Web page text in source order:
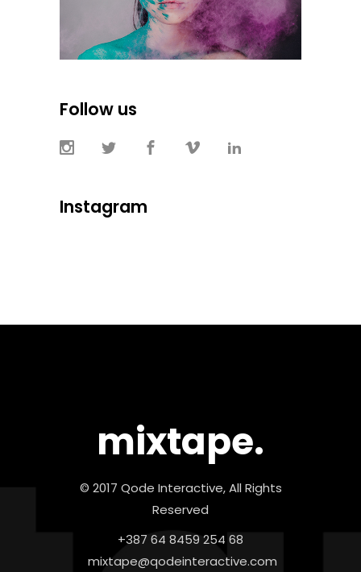
Follow us
Instagram
mixtape.
© 2017 Qode Interactive, All Rights
Reserved
+387 64 8459 254 68
mixtape@qodeinteractive.com